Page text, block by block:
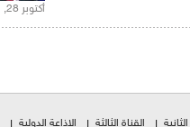
أكتوبر 28, 2021 |
القناة الثالثة الإذاعة الدولية